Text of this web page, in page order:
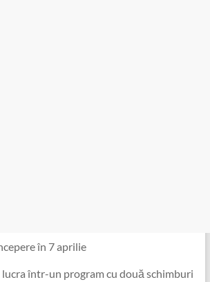
în 7 aprilie
lucra într-un program cu două schimburi